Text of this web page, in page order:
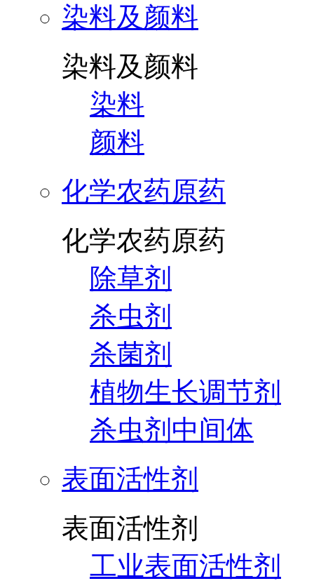
染料及颜料
染料及颜料
染料
颜料
化学农药原药
化学农药原药
除草剂
杀虫剂
杀菌剂
植物生长调节剂
杀虫剂中间体
表面活性剂
表面活性剂
工业表面活性剂